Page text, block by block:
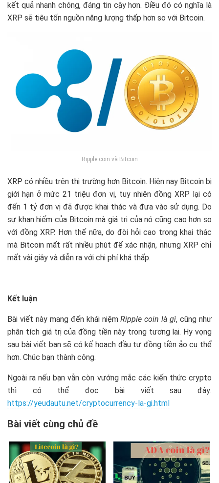
kết quả nhanh chóng, đáng tin cậy hơn. Điều đó có nghĩa là
XRP sẽ tiêu tốn nguồn năng lượng thấp hơn so với Bitcoin.
Ripple coin và Bitcoin
XRP có nhiều trên thị trường hơn Bitcoin. Hiện nay Bitcoin bị
giới hạn ở mức 21 triệu đơn vị, tuy nhiên đồng XRP lại có
đến 1 tỷ đơn vị đã được khai thác và đưa vào sử dụng. Do
sự khan hiếm của Bitcoin mà giá trị của nó cũng cao hơn so
với đồng XRP. Hơn thế nữa, do đòi hỏi cao trong khai thác
mà Bitcoin mất rất nhiều phút để xác nhận, nhưng XRP chỉ
mất vài giây và diễn ra với chi phí khá thấp.
Kết luận
Bài viết này mang đến khái niệmRipple coin là gì, cũng như
phân tích giá trị của đồng tiền này trong tương lai. Hy vọng
sau bài viết bạn sẽ có kế hoạch đầu tư đồng tiền ảo cụ thể
hơn. Chúc bạn thành công.
Ngoài ra nếu bạn vẫn còn vướng mắc các kiến thức crypto
thì có thể đọc bài viết sau đây:
https://yeudautu.net/cryptocurrency-la-gi.html
Bài viết cùng chủ đề